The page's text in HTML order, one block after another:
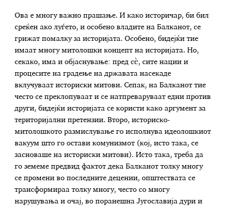
Ова е многу важно прашање. И како историчар, би бил
среќен ако луѓето, и особено владите на Балканот, се
грижат помалку за историјата. Особено, бидејќи тие
имаат многу митолошки концепт на историјата. Но,
секако, има и објаснување: пред сè, сите нации и
процесите на градење на државата насекаде
вклучуваат историски митови. Сепак, на Балканот тие
често се преклопуваат и се натпреваруваат едни против
други, бидејќи историјата се користи како аргумент за
територијални претензии. Второ, историско-
митолошкото размислување го исполнува идеолошкиот
вакуум што го остави комунизмот (кој, исто така, се
засноваше на историски митови). Исто така, треба да
го земеме предвид фактот дека Балканот толку многу
се промени во последните децении, општествата се
трансформираа толку многу, често со многу
нарушувања и очај, во поранешна Југославија дури и